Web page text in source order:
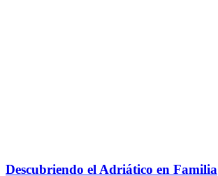
Descubriendo el Adriático en Familia